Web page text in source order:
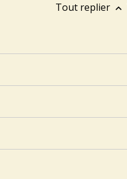
Tout replier keyboard_arrow_up